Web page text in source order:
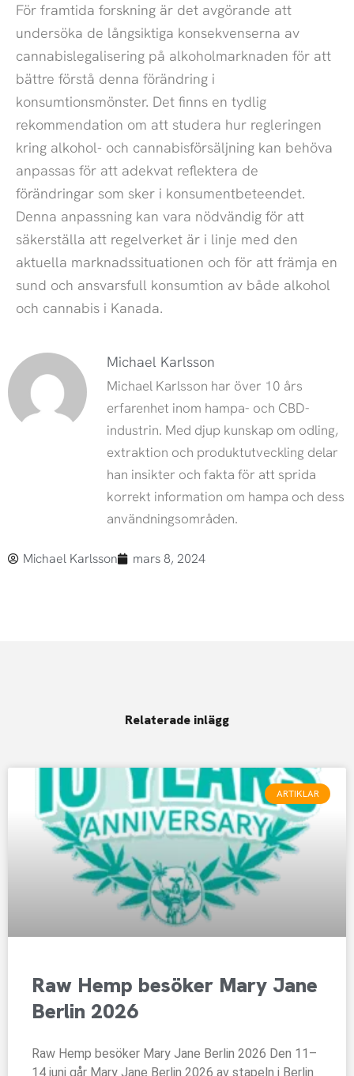
För framtida forskning är det avgörande att
undersöka de långsiktiga konsekvenserna av
cannabislegalisering på alkoholmarknaden för att
bättre förstå denna förändring i
konsumtionsmönster. Det finns en tydlig
rekommendation om att studera hur regleringen
kring alkohol- och cannabisförsäljning kan behöva
anpassas för att adekvat reflektera de
förändringar som sker i konsumentbeteendet.
Denna anpassning kan vara nödvändig för att
säkerställa att regelverket är i linje med den
aktuella marknadssituationen och för att främja en
sund och ansvarsfull konsumtion av både alkohol
och cannabis i Kanada.
Michael Karlsson
Michael Karlsson har över 10 års
erfarenhet inom hampa- och CBD-
industrin. Med djup kunskap om odling,
extraktion och produktutveckling delar
han insikter och fakta för att sprida
korrekt information om hampa och dess
användningsområden.
Michael Karlsson mars 8, 2024
Relaterade inlägg
ARTIKLAR
Raw Hemp besöker Mary Jane
Berlin 2026
Raw Hemp besöker Mary Jane Berlin 2026 Den 11–
14 juni går Mary Jane Berlin 2026 av stapeln i Berlin